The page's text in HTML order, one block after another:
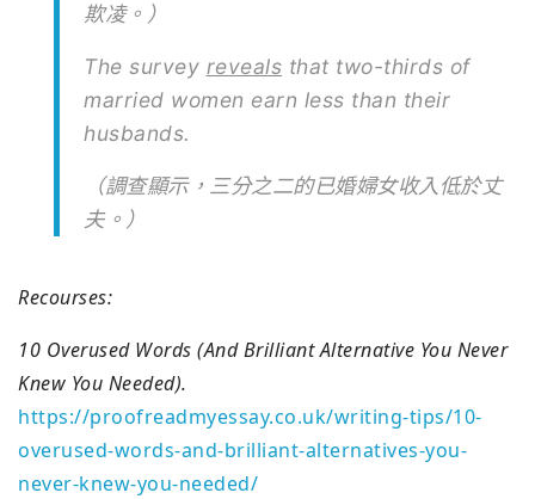
欺凌。）
The survey reveals that two-thirds of
married women earn less than their
husbands.
（調查顯示，三分之二的已婚婦女收入低於丈
夫。）
Recourses:
10 Overused Words (And Brilliant Alternative You Never
Knew You Needed).
https://proofreadmyessay.co.uk/writing-tips/10-
overused-words-and-brilliant-alternatives-you-
never-knew-you-needed/